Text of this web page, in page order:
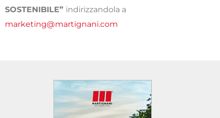
SOSTENIBILE” indirizzandola a
marketing@martignani.com